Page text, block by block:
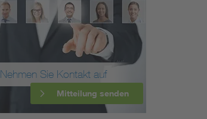
Nehmen Sie Kontakt auf
Mitteilung senden